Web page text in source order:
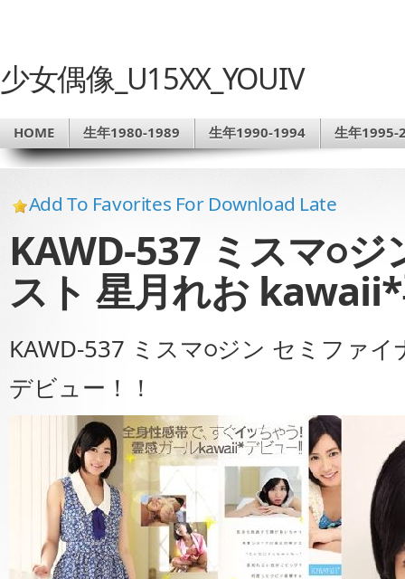
少女偶像_U15XX_YOUIV
HOME 生年1980-1989 生年1990-1994 生年1995-
Add To Favorites For Download Late
KAWD-537 ミスマ○
スト 星月れお
KAWD-537 ミスマ○ジン セミファ
デビュー！！